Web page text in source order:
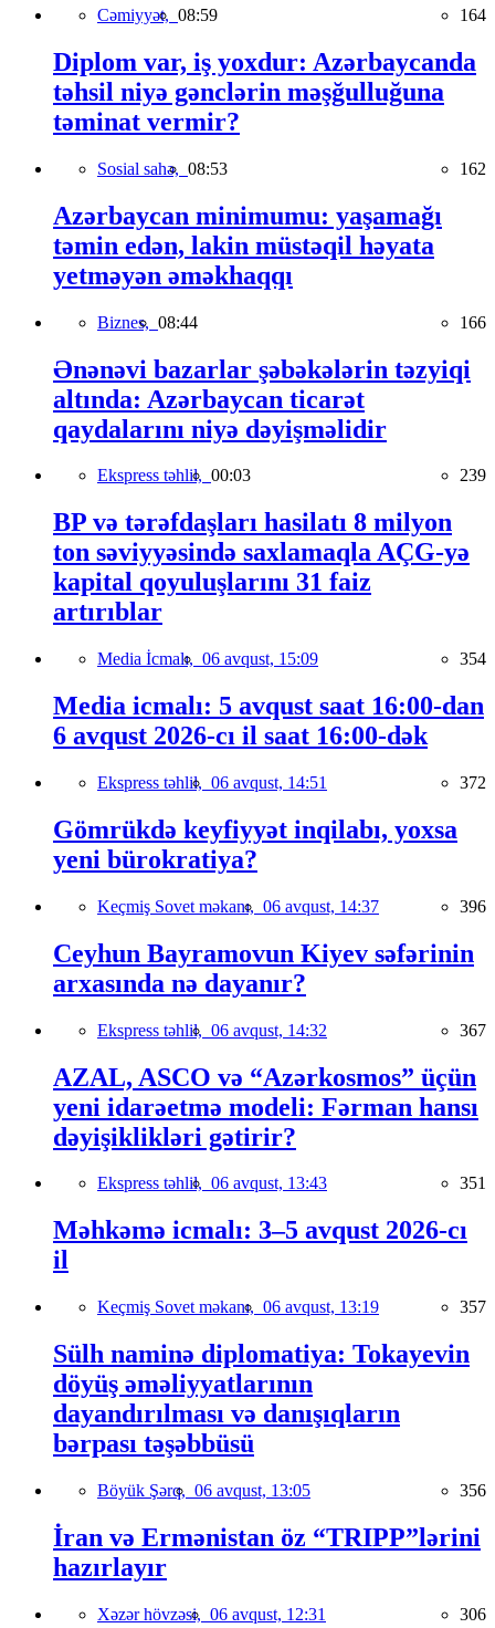
Cəmiyyət, 08:59 164
Diplom var, iş yoxdur: Azərbaycanda
təhsil niyə gənclərin məşğulluğuna
təminat vermir?
Sosial sahə, 08:53 162
Azərbaycan minimumu: yaşamağı
təmin edən, lakin müstəqil həyata
yetməyən əməkhaqqı
Biznes, 08:44 166
Ənənəvi bazarlar şəbəkələrin təzyiqi
altında: Azərbaycan ticarət
qaydalarını niyə dəyişməlidir
Ekspress təhlil, 00:03 239
BP və tərəfdaşları hasilatı 8 milyon
ton səviyyəsində saxlamaqla AÇG-yə
kapital qoyuluşlarını 31 faiz
artırıblar
Media İcmalı, 06 avqust, 15:09 354
Media icmalı: 5 avqust saat 16:00-dan
6 avqust 2026-cı il saat 16:00-dək
Ekspress təhlil, 06 avqust, 14:51 372
Gömrükdə keyfiyyət inqilabı, yoxsa
yeni bürokratiya?
Keçmiş Sovet məkanı, 06 avqust, 14:37 396
Ceyhun Bayramovun Kiyev səfərinin
arxasında nə dayanır?
Ekspress təhlil, 06 avqust, 14:32 367
AZAL, ASCO və “Azərkosmos” üçün
yeni idarəetmə modeli: Fərman hansı
dəyişiklikləri gətirir?
Ekspress təhlil, 06 avqust, 13:43 351
Məhkəmə icmalı: 3–5 avqust 2026-cı
il
Keçmiş Sovet məkanı, 06 avqust, 13:19 357
Sülh naminə diplomatiya: Tokayevin
döyüş əməliyyatlarının
dayandırılması və danışıqların
bərpası təşəbbüsü
Böyük Şərq, 06 avqust, 13:05 356
İran və Ermənistan öz “TRIPP”lərini
hazırlayır
Xəzər hövzəsi, 06 avqust, 12:31 306